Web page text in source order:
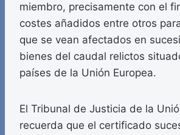
miembro, precisamente con el
costes añadidos entre otros
que se vean afectados en
bienes del caudal relictos
países de la Unión Europea.
El Tribunal de Justicia de la
recuerda que el certificado